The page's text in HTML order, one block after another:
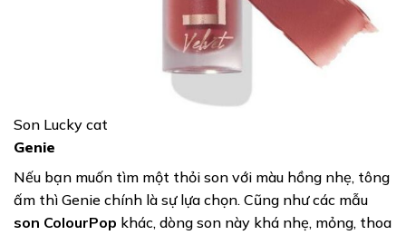
Son Lucky cat
Genie
Nếu bạn muốn tìm một thỏi son với màu hồng nhẹ, tông
ấm thì Genie chính là sự lựa chọn. Cũng như các mẫu
son ColourPop khác, dòng son này khá nhẹ, mỏng, thoa